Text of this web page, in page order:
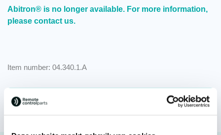
Abitron® is no longer available. For more information,
please contact us.
Item number: 04.340.1.A